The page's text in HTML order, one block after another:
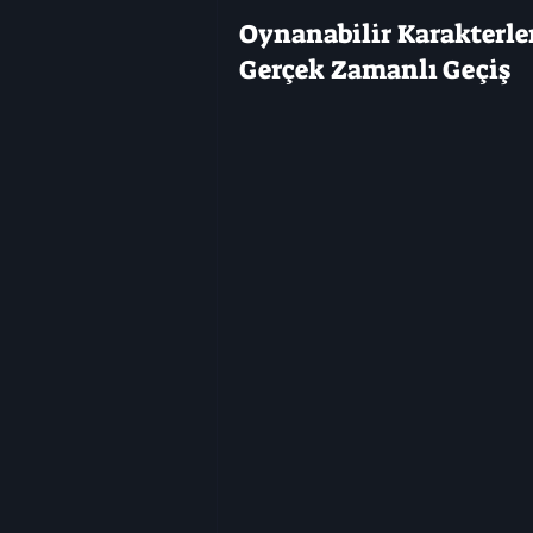
Oynanabilir
Gerçek Zamanlı Geçiş